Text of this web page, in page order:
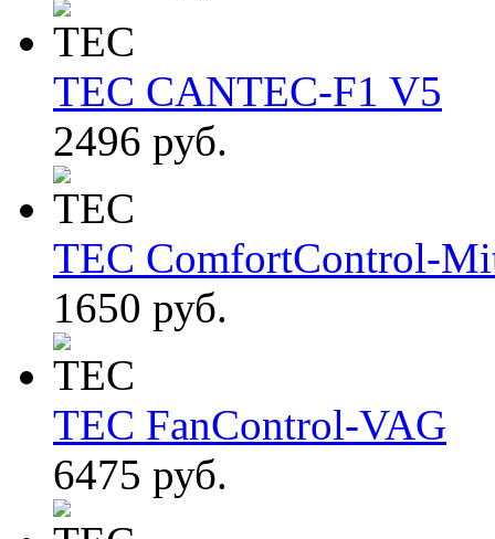
TEC CANTEC-F1 V5
2496 руб.
TEC ComfortControl-
1650 руб.
TEC FanControl-VAG
6475 руб.